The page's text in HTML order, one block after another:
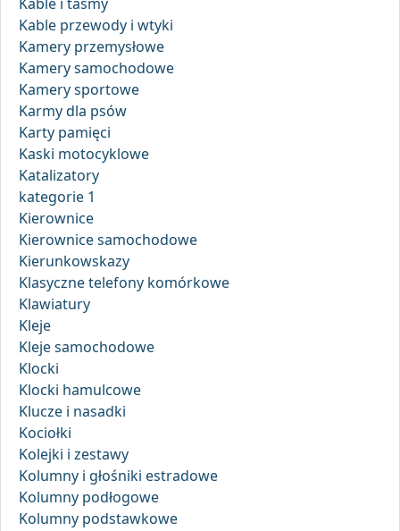
Kable przewody i wtyki
Kamery przemysłowe
Kamery samochodowe
Kamery sportowe
Karmy dla psów
Karty pamięci
Kaski motocyklowe
Katalizatory
kategorie 1
Kierownice
Kierownice samochodowe
Kierunkowskazy
Klasyczne telefony komórkowe
Klawiatury
Kleje
Kleje samochodowe
Klocki
Klocki hamulcowe
Klucze i nasadki
Kociołki
Kolejki i zestawy
Kolumny i głośniki estradowe
Kolumny podłogowe
Kolumny podstawkowe